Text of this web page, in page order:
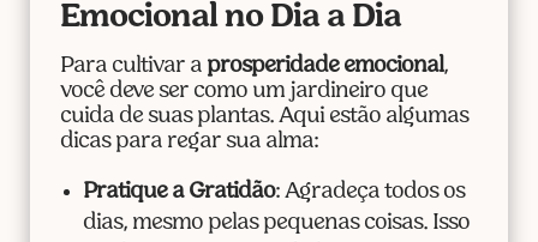
Emocional no Dia a Dia
Para cultivar a prosperidade emocional,
você deve ser como um jardineiro que
cuida de suas plantas. Aqui estão algumas
dicas para regar sua alma:
Pratique a Gratidão: Agradeça todos os
dias, mesmo pelas pequenas coisas. Isso